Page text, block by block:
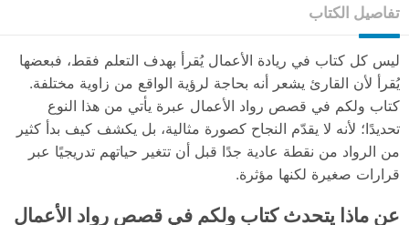
تفاصيل الكتاب
ليس كل كتاب في ريادة الأعمال يُقرأ بهدف التعلم فقط، فبعضها
يُقرأ لأن القارئ يشعر أنه بحاجة لرؤية الواقع من زاوية مختلفة.
كتاب ولكم في قصص رواد الأعمال عبرة يأتي من هذا النوع
تحديدًا؛ لأنه لا يقدّم النجاح كصورة مثالية، بل يكشف كيف بدأ كثير
من الرواد من نقطة عادية جدًا قبل أن تتغير حياتهم تدريجيًا عبر
قرارات صغيرة لكنها مؤثرة.
عن ماذا يتحدث كتاب ولكم في قصص رواد الأعمال